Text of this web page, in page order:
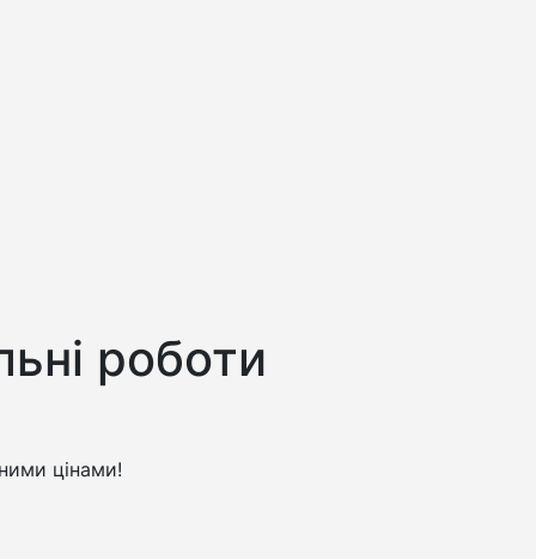
роботи
цінами!